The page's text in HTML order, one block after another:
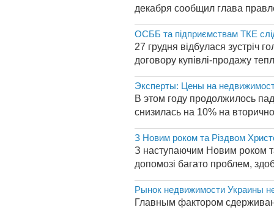
декабря сообщил глава
ОСББ та підприємствам ТКЕ
27 грудня відбулася зустріч
договору купівлі-продажу
Эксперты: Цены на
В этом году продолжилось
снизилась на 10% на
З Новим роком та Різдвом
З наступаючим Новим роком
допомозі багато проблем,
Рынок недвижимости Украины
Главным фактором